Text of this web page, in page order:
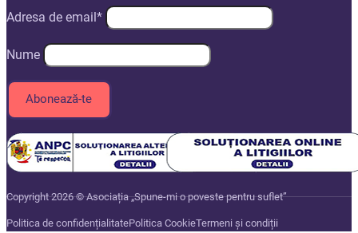
Adresa de email*
Nume
Copyright 2026 © Asociația „Spune-mi o poveste pentru suflet”
Politica de confidențialitatePolitica CookieTermeni și condiții